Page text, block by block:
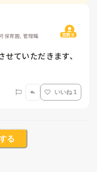
保育園, 管理職 質問主
ていただきます、
いいね 1
る